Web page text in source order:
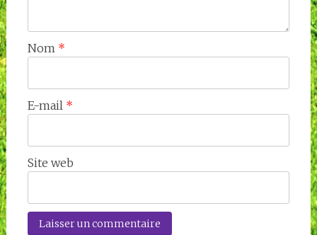
Nom *
E-mail *
Site web